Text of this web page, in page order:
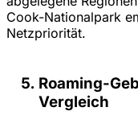
Cook-Nationalpark
Netzpriorität.
Roaming-
Vergleich